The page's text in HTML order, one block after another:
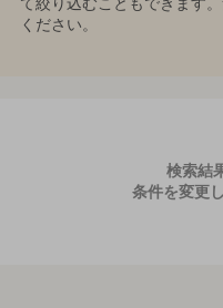
ください。
検索結
条件を変更